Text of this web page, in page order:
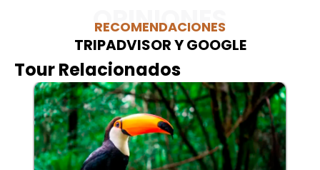
OPINIONES
RECOMENDACIONES
TRIPADVISOR Y GOOGLE
Tour Relacionados